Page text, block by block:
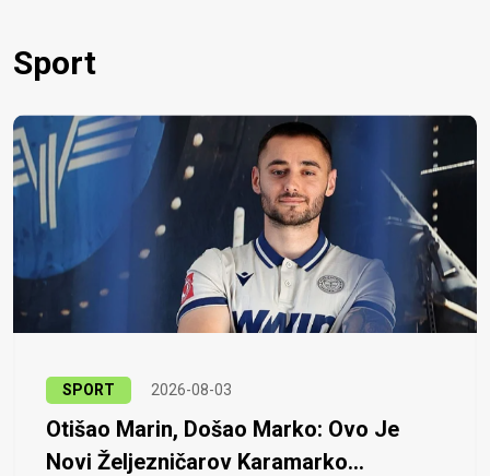
Sport
SPORT 2026-08-03
Otišao Marin, Došao Marko: Ovo Je
Novi Željezničarov Karamarko...